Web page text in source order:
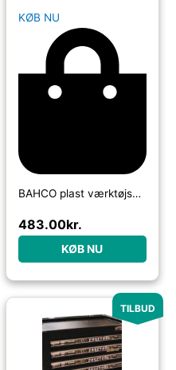
KØB NU
BAHCO plast værktøjskasse på hjul
483.00kr.
KØB NU
TILBUD